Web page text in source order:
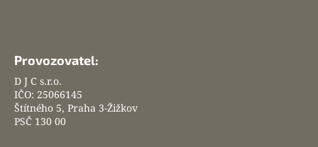
Provozovatel:
D J C s.r.o.
IČO: 25066145
Štítného 5, Praha 3-Žižkov
PSČ 130 00